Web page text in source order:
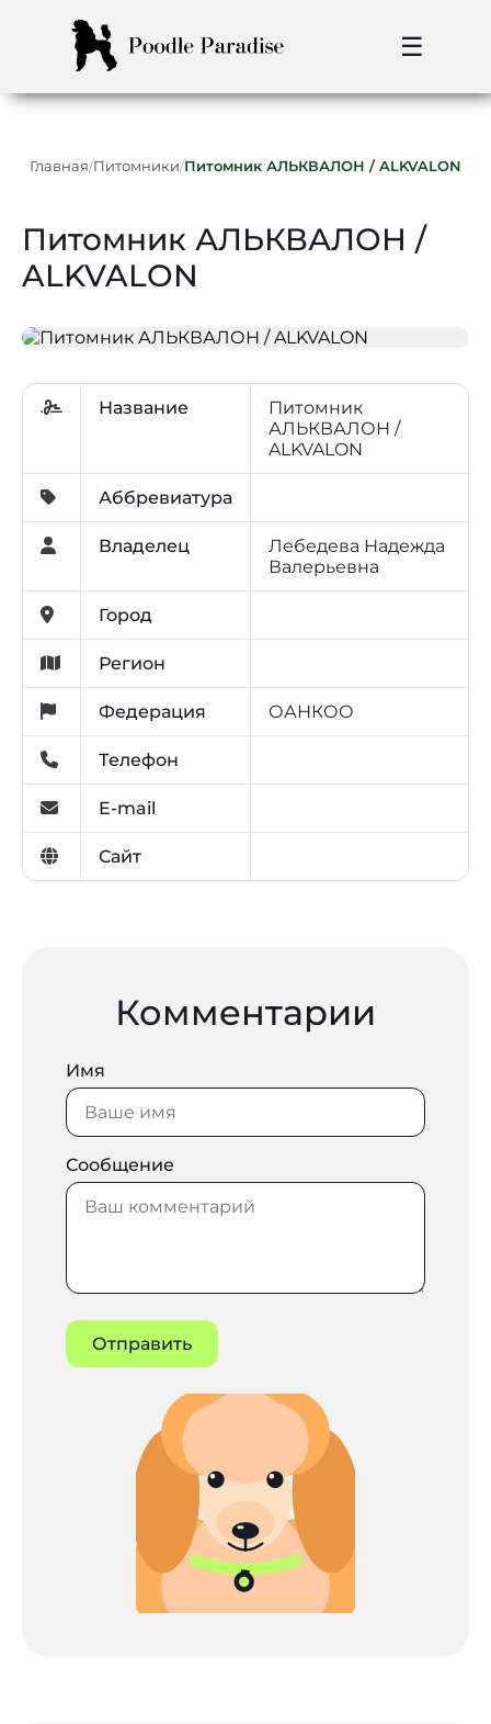
☰
Главная/Питомники/Питомник АЛЬКВАЛОН / ALKVALON
Питомник АЛЬКВАЛОН /
ALKVALON
Название
Питомник
АЛЬКВАЛОН /
ALKVALON
Аббревиатура
Владелец
Лебедева Надежда
Валерьевна
Город
Регион
Федерация ОАНКОО
Телефон
E-mail
Сайт
Комментарии
Имя
Сообщение
Отправить